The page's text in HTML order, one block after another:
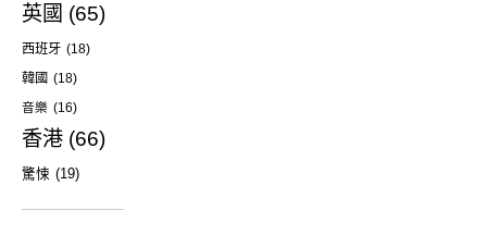
英國 (65)
西班牙 (18)
韓國 (18)
音樂 (16)
香港 (66)
驚悚 (19)